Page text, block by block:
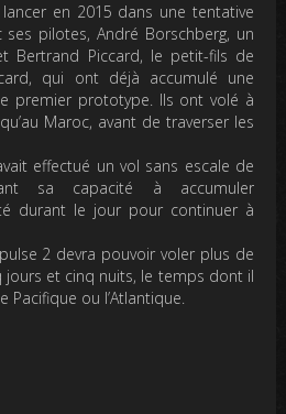
en 2015 dans une tentative
ses pilotes, André Borschberg, un
Bertrand Piccard, le petit-fils de
qui ont déjà accumulé une
premier prototype. Ils ont volé à
Maroc, avant de traverser les
effectué un vol sans escale de
sa capacité à accumuler
durant le jour pour continuer à
2 devra pouvoir voler plus de
jours et cinq nuits, le temps dont il
Pacifique ou l’Atlantique.